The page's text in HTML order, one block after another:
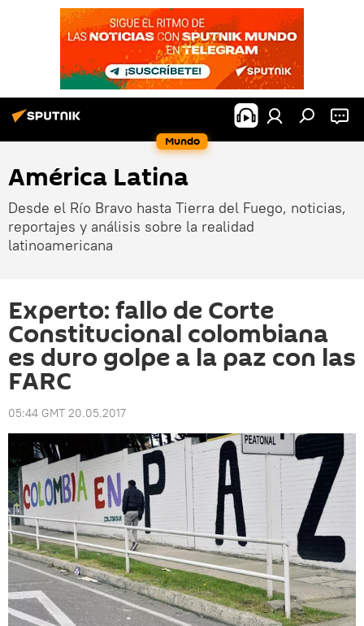
Mundo
América Latina
Desde el Río Bravo hasta Tierra del Fuego, noticias,
reportajes y análisis sobre la realidad
latinoamericana
Experto: fallo de Corte
Constitucional colombiana
es duro golpe a la paz con las
FARC
05:44 GMT 20.05.2017